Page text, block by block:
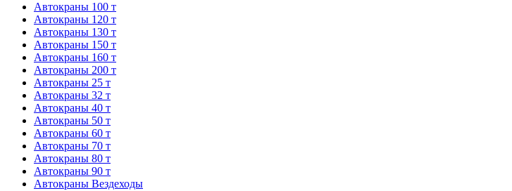
Автокраны 100 т
Автокраны 120 т
Автокраны 130 т
Автокраны 150 т
Автокраны 160 т
Автокраны 200 т
Автокраны 25 т
Автокраны 32 т
Автокраны 40 т
Автокраны 50 т
Автокраны 60 т
Автокраны 70 т
Автокраны 80 т
Автокраны 90 т
Автокраны Вездеходы